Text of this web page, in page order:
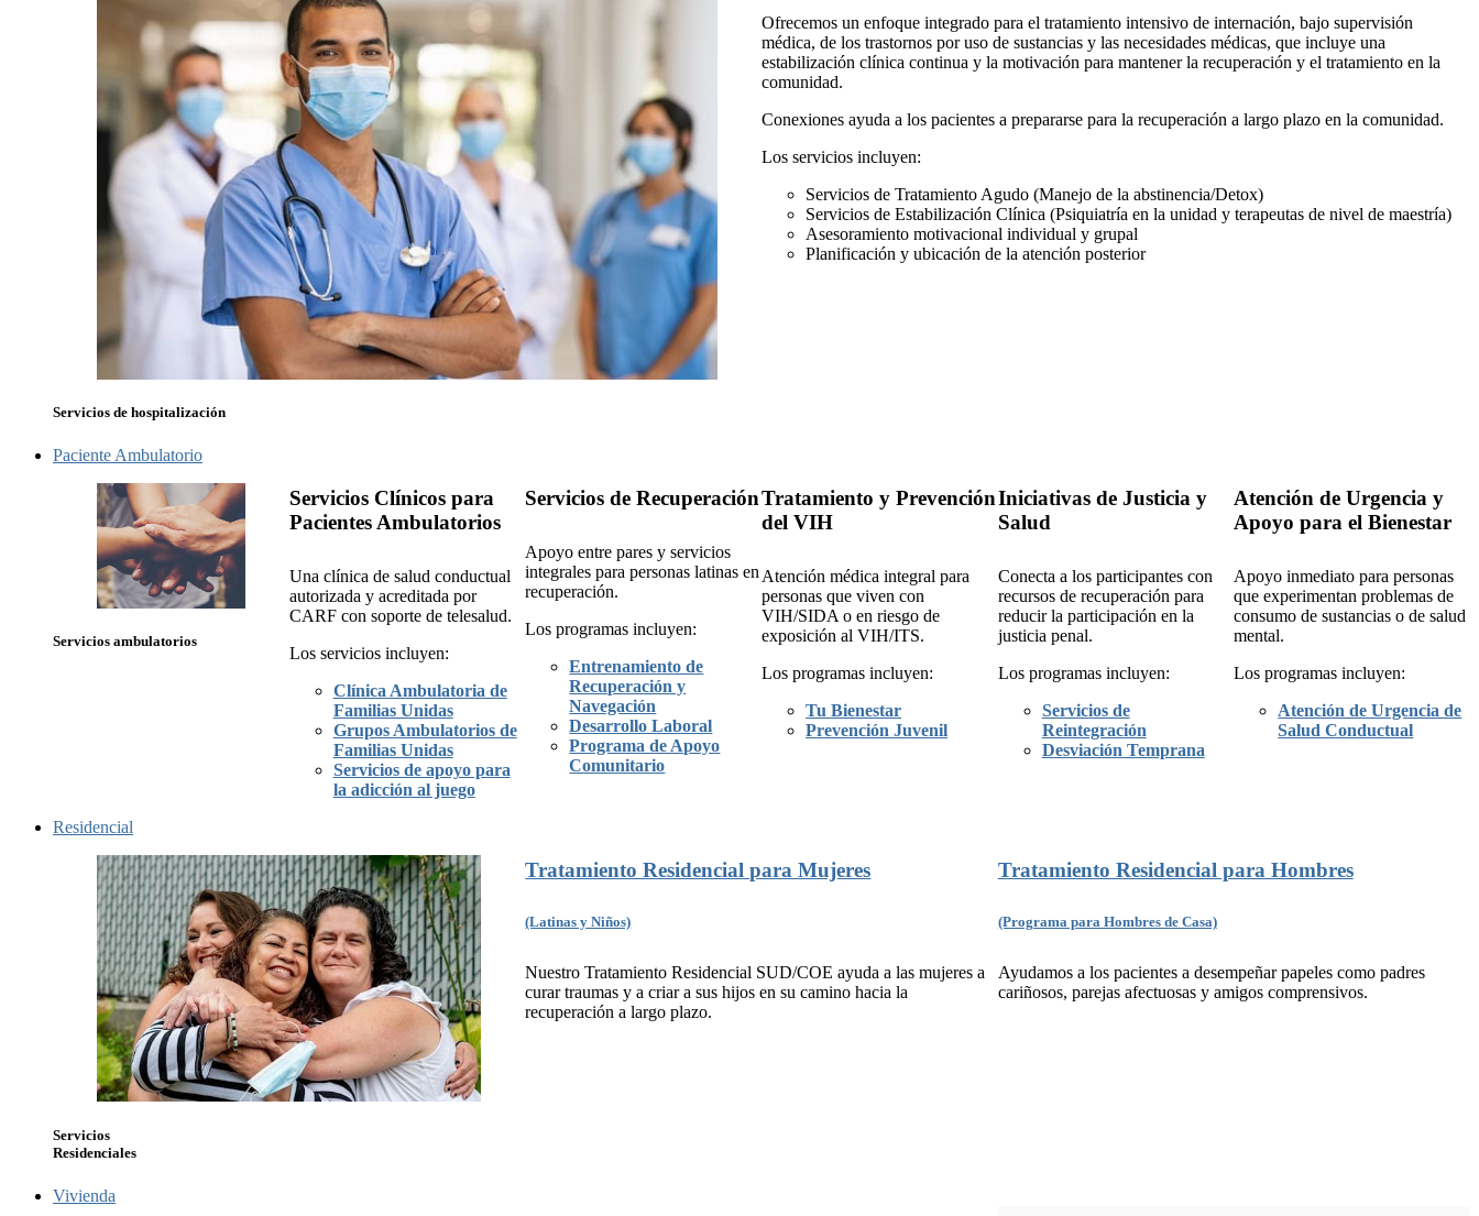
Servicios de hospitalización
Ofrecemos un enfoque integrado para el tratamiento intensivo de internación, bajo supervisión
médica, de los trastornos por uso de sustancias y las necesidades médicas, que incluye una
estabilización clínica continua y la motivación para mantener la recuperación y el tratamiento en la
comunidad.
Conexiones ayuda a los pacientes a prepararse para la recuperación a largo plazo en la comunidad.
Los servicios incluyen:
Servicios de Tratamiento Agudo (Manejo de la abstinencia/Detox)
Servicios de Estabilización Clínica (Psiquiatría en la unidad y terapeutas de nivel de maestría)
Asesoramiento motivacional individual y grupal
Planificación y ubicación de la atención posterior
Paciente Ambulatorio
Servicios ambulatorios
Servicios Clínicos para
Pacientes Ambulatorios
Una clínica de salud conductual
autorizada y acreditada por
CARF con soporte de telesalud.
Los servicios incluyen:
Clínica Ambulatoria de
Familias Unidas
Grupos Ambulatorios de
Familias Unidas
Servicios de apoyo para
la adicción al juego
Servicios de Recuperación
Apoyo entre pares y servicios
integrales para personas latinas en
recuperación.
Los programas incluyen:
Entrenamiento de
Recuperación y
Navegación
Desarrollo Laboral
Programa de Apoyo
Comunitario
Tratamiento y Prevención
del VIH
Atención médica integral para
personas que viven con
VIH/SIDA o en riesgo de
exposición al VIH/ITS.
Los programas incluyen:
Tu Bienestar
Prevención Juvenil
Iniciativas de Justicia y
Salud
Conecta a los participantes con
recursos de recuperación para
reducir la participación en la
justicia penal.
Los programas incluyen:
Servicios de
Reintegración
Desviación Temprana
Atención de Urgencia y
Apoyo para el Bienestar
Apoyo inmediato para personas
que experimentan problemas de
consumo de sustancias o de salud
mental.
Los programas incluyen:
Atención de Urgencia de
Salud Conductual
Residencial
Servicios
Residenciales
Tratamiento Residencial para Mujeres
(Latinas y Niños)
Nuestro Tratamiento Residencial SUD/COE ayuda a las mujeres a
curar traumas y a criar a sus hijos en su camino hacia la
recuperación a largo plazo.
Tratamiento Residencial para Hombres
(Programa para Hombres de Casa)
Ayudamos a los pacientes a desempeñar papeles como padres
cariñosos, parejas afectuosas y amigos comprensivos.
Vivienda